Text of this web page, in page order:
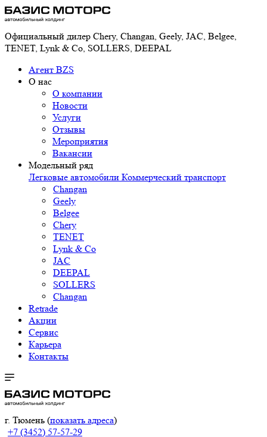
Официальный дилер Chery, Changan, Geely, JAC, Belgee,
TENET, Lynk & Co, SOLLERS, DEEPAL
Агент BZS
О нас
О компании
Новости
Услуги
Отзывы
Мероприятия
Вакансии
Модельный ряд
Легковые автомобили Коммерческий транспорт
Changan
Geely
Belgee
Chery
TENET
Lynk & Co
JAC
DEEPAL
SOLLERS
Changan
Retrade
Акции
Сервис
Карьера
Контакты
г. Тюмень (показать адреса)
+7 (3452) 57-57-29